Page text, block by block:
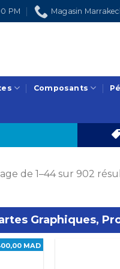
PM Magasin
Composants
de 1–44 sur 902
Graphiques,
MAD